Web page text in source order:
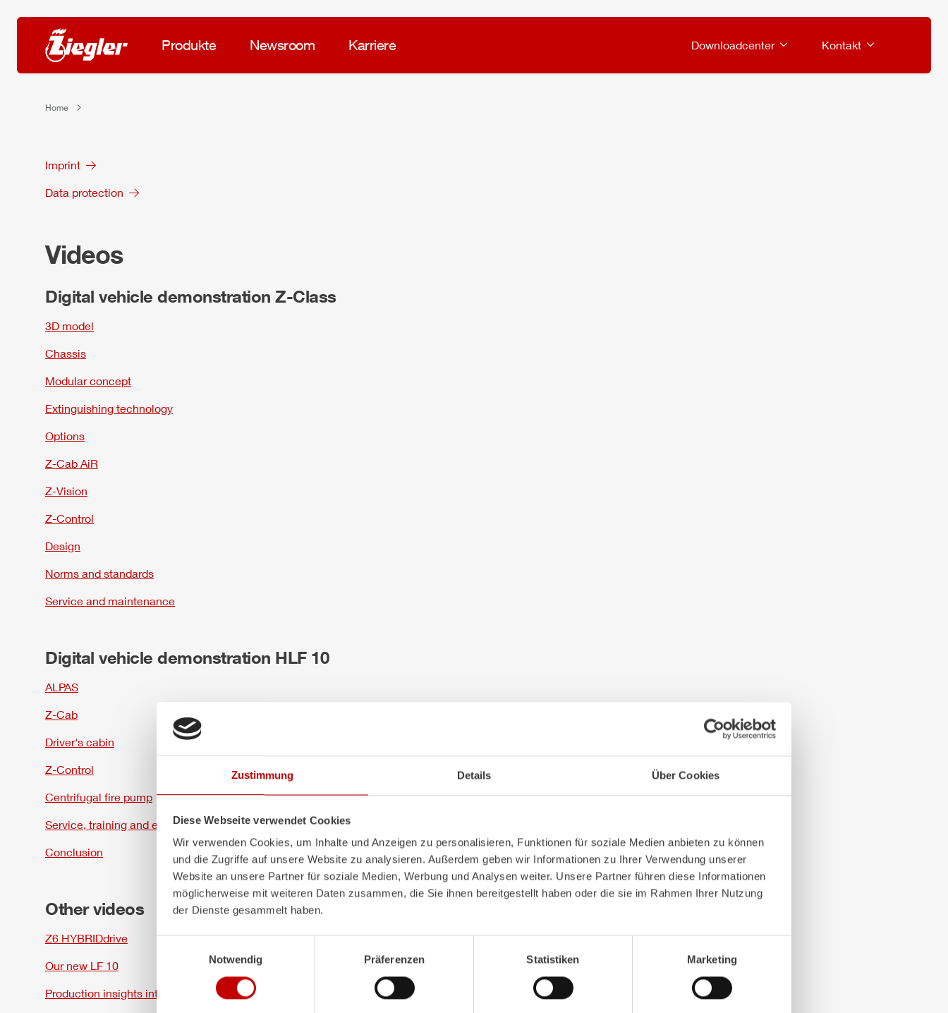
Zustimmung Details Über Cookies
Diese Webseite verwendet Cookies
Wir verwenden Cookies, um Inhalte und Anzeigen zu personalisieren, Funktionen für soziale Medien anbieten zu können
und die Zugriffe auf unsere Website zu analysieren. Außerdem geben wir Informationen zu Ihrer Verwendung unserer
Website an unsere Partner für soziale Medien, Werbung und Analysen weiter. Unsere Partner führen diese Informationen
möglicherweise mit weiteren Daten zusammen, die Sie ihnen bereitgestellt haben oder die sie im Rahmen Ihrer Nutzung
der Dienste gesammelt haben.
Notwendig
Präferenzen Statistiken Marketing
Produkte Newsroom Karriere Downloadcenter Kontakt
Home
Imprint
Data protection
Videos
Digital vehicle demonstration Z-Class
3D model
Chassis
Modular concept
Extinguishing technology
Options
Z-Cab AiR
Z-Vision
Z-Control
Design
Norms and standards
Service and maintenance
Digital vehicle demonstration HLF10
ALPAS
Z-Cab
Driver's cabin
Z-Control
Centrifugal fire pump
Service, training and equipment
Conclusion
Other videos
Z6 HYBRIDdrive
Our new LF 10
Production insights into our